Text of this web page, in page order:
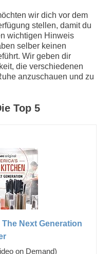
wir dich vor dem
stellen, damit du
wichtigen Hinweis
selber keinen
Wir geben dir
die verschiedenen
anzuschauen und zu
Top 5
Next Generation
on Demand)